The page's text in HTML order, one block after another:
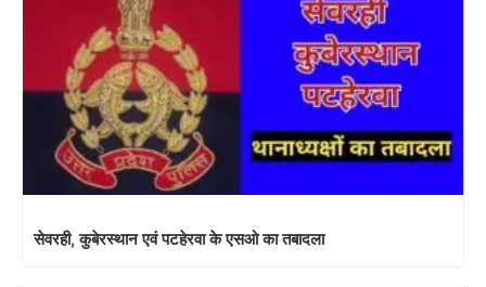
सेवरही, कुबेरस्थान एवं पटहेरवा के एसओ का तबादला